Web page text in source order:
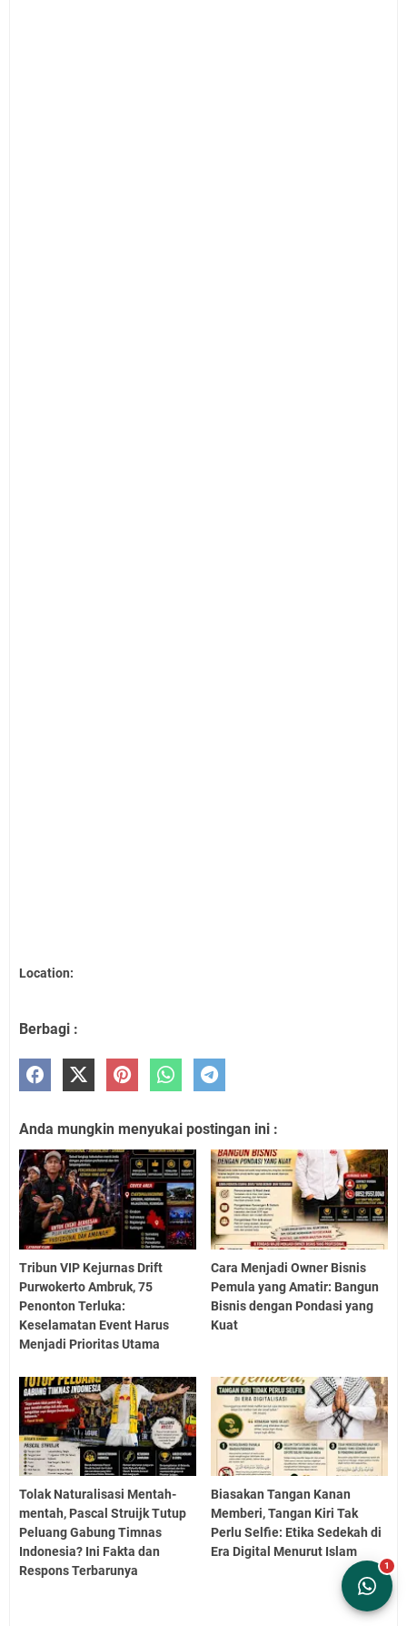
Location:
Berbagi :
Anda mungkin menyukai postingan ini :
Tribun VIP Kejurnas Drift
Purwokerto Ambruk, 75
Penonton Terluka:
Keselamatan Event Harus
Menjadi Prioritas Utama
Cara Menjadi Owner Bisnis
Pemula yang Amatir: Bangun
Bisnis dengan Pondasi yang
Kuat
Tolak Naturalisasi Mentah-
mentah, Pascal Struijk Tutup
Peluang Gabung Timnas
Indonesia? Ini Fakta dan
Respons Terbarunya
Biasakan Tangan Kanan
Memberi, Tangan Kiri Tak
Perlu Selfie: Etika Sedekah di
Era Digital Menurut Islam